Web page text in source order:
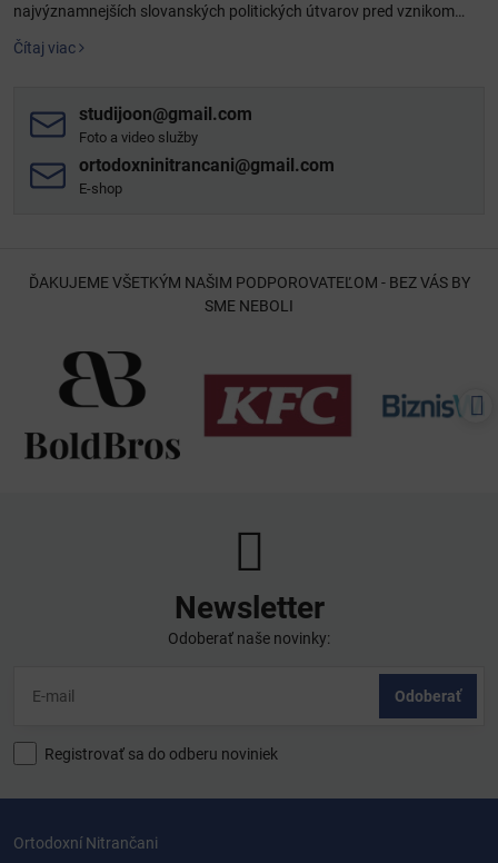
najvýznamnejších slovanských politických útvarov pred vznikom
Nitrianskym kniežatstvom, založené na historických faktoch:
Čítaj viac
studijoon​@gmail​.com
Foto a video služby
ortodoxninitrancani​@gmail​.com
E-shop
ĎAKUJEME VŠETKÝM NAŠIM PODPOROVATEĽOM - BEZ VÁS BY
SME NEBOLI
Newsletter
Odoberať naše novinky:
Odoberať
Registrovať sa do odberu noviniek
Ortodoxní Nitrančani